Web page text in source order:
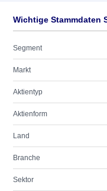
Wichtige Stammdaten
Segment
Markt
Aktientyp
Aktienform
Land
Branche
Sektor